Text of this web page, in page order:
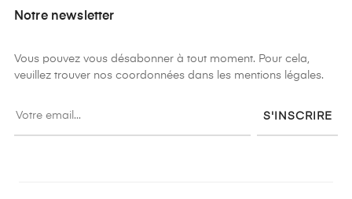
Notre newsletter
Vous pouvez vous désabonner à tout moment. Pour cela,
veuillez trouver nos coordonnées dans les mentions légales.
S'INSCRIRE